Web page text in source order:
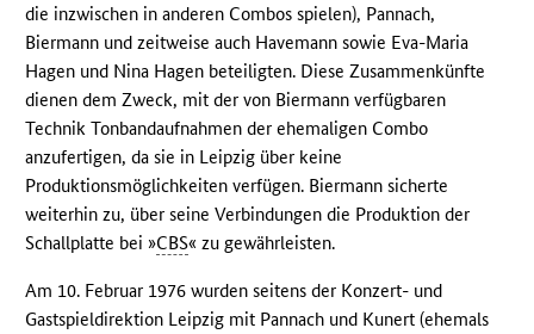
die inzwischen in anderen Combos spielen), Pannach,
Biermann und zeitweise auch Havemann sowie Eva-Maria
Hagen und Nina Hagen beteiligten. Diese Zusammenkünfte
dienen dem Zweck, mit der von Biermann verfügbaren
Technik Tonbandaufnahmen der ehemaligen Combo
anzufertigen, da sie in Leipzig über keine
Produktionsmöglichkeiten verfügen. Biermann sicherte
weiterhin zu, über seine Verbindungen die Produktion der
Schallplatte bei »CBS« zu gewährleisten.
Am 10. Februar 1976 wurden seitens der Konzert- und
Gastspieldirektion Leipzig mit Pannach und Kunert (ehemals